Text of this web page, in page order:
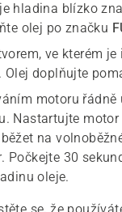
hladina blízko
olej po značku
ve kterém
Olej doplňujte
motoru řádně
Nastartujte motor
na
Počkejte 30
oleje.